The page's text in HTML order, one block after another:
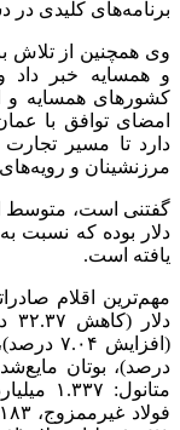
برنامه‌های کلیدی
وی همچنین از تلاش
و همسایه خبر داد
کشورهای همسایه و
امضای توافق با
دارد تا مسیر
مرزنشینان و
یافته است.
مهم‌ترین اقلام
دلار (کاهش ۳۲.۳۷ درصد)،
(افزایش ۷.۰۴ درصد)، قیر نفت،
درصد)، بوتان
متانول: ۱.۳۳۷
فولاد غیرممزوج،